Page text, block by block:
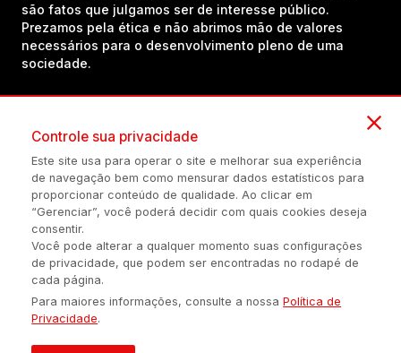
são fatos que julgamos ser de interesse público.
Prezamos pela ética e não abrimos mão de valores
necessários para o desenvolvimento pleno de uma
sociedade.
(54) 98434-8385
Política de privacidade Configuração de Cookies Quem Somos
É proibida a reprodução do conteúdo desta página em qualquer
meio de comunicação, eletrônico ou impreso, sem autorização
Controle sua privacidade
Este site usa para operar o site e melhorar sua experiência
de navegação bem como mensurar dados estatísticos para
proporcionar conteúdo de qualidade. Ao clicar em
“Gerenciar”, você poderá decidir com quais cookies deseja
consentir.
Você pode alterar a qualquer momento suas configurações
de privacidade, que podem ser encontradas no rodapé de
cada página.
Para maiores informações, consulte a nossaPolítica de
Privacidade.